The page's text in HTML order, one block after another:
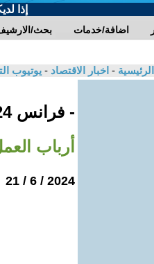
إذا
بحث/ اضافة/خدمات
- اخبار الاقتصاد - يوتيوب
- فرانس 24
أرباب
2024 / 6 / 21